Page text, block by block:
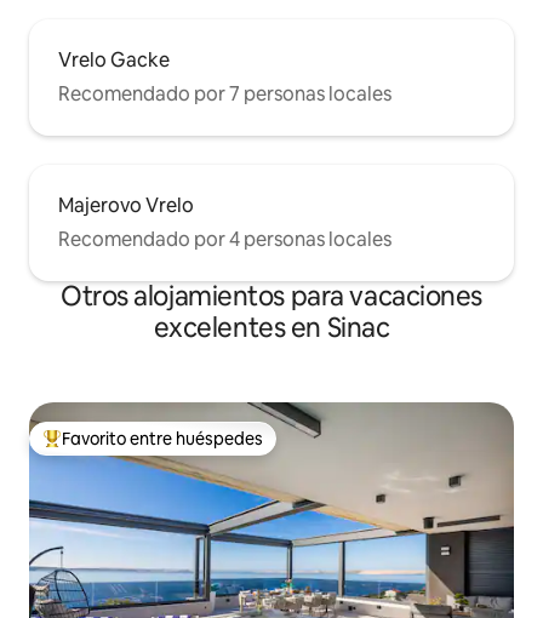
Vrelo Gacke
Recomendado por 7 personas locales
Majerovo Vrelo
Recomendado por 4 personas locales
Otros alojamientos para vacaciones
excelentes en Sinac
Favorito entre huéspedes preferido
Favorito entre huéspedes